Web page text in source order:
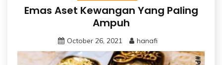
Emas Aset Kewangan Yang Paling
Ampuh
October 26, 2021 hanafi